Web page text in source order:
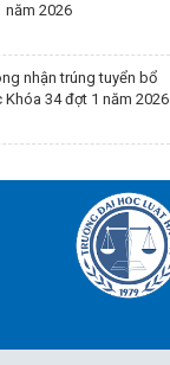
năm 2026
nhận trúng tuyển bổ
Khóa 34 đợt 1 năm 2026